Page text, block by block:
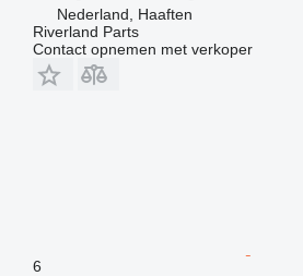
Nederland, Haaften
Riverland Parts
Contact opnemen met verkoper
6